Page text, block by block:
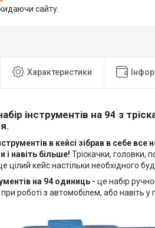
сайту.
Характеристики
інструментів на 94 з
в кейсі зібрав в себе
і навіть більше! Тріскачки, головки,
цілий кейс настільки необхідного
на 94 одиниць - це набір
роботі з автомобілем, або навіть у